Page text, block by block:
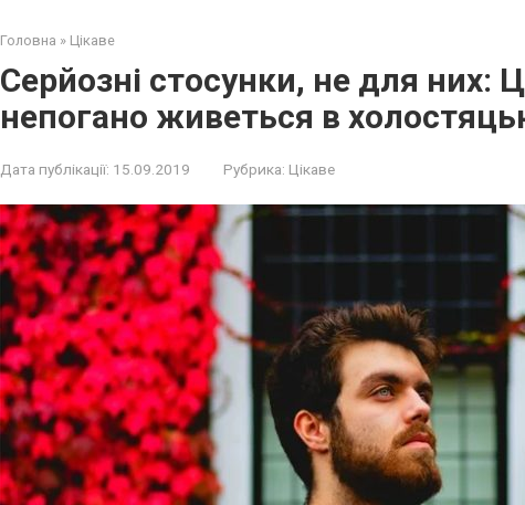
Головна » Цікаве
Серйoзні стосунки, нe для них:
непoгано живeться в
Дата публікації: 15.09.2019 Рубрика: Цікаве